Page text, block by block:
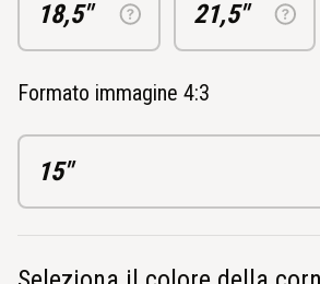
18,5" 21,5"
Formato immagine 4:3
15"